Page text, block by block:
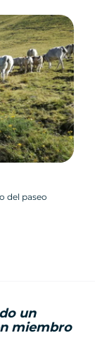
del paseo
un
miembro